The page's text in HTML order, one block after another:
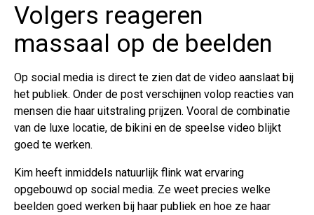
Volgers reageren
massaal op de beelden
Op social media is direct te zien dat de video aanslaat bij
het publiek. Onder de post verschijnen volop reacties van
mensen die haar uitstraling prijzen. Vooral de combinatie
van de luxe locatie, de bikini en de speelse video blijkt
goed te werken.
Kim heeft inmiddels natuurlijk flink wat ervaring
opgebouwd op social media. Ze weet precies welke
beelden goed werken bij haar publiek en hoe ze haar